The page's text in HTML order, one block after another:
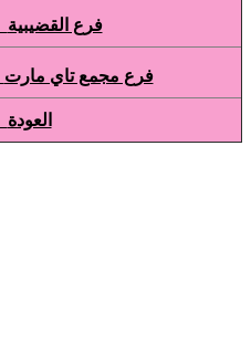
Gudaibia فرع القضيبية
Thai Mart Mall فرع مجمع تاي مارت
Back العودة